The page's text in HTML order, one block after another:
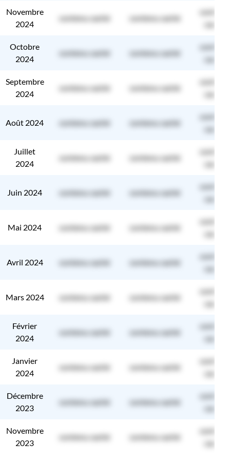
Novembre
2024
contenu caché contenu caché
contenu
caché
Octobre
2024
contenu caché contenu caché
contenu
caché
Septembre
2024
contenu caché contenu caché
contenu
caché
Août 2024 contenu caché contenu caché
contenu
caché
Juillet
2024
contenu caché contenu caché
contenu
caché
Juin 2024 contenu caché contenu caché
contenu
caché
Mai 2024 contenu caché contenu caché
contenu
caché
Avril 2024 contenu caché contenu caché
contenu
caché
Mars 2024 contenu caché contenu caché
contenu
caché
Février
2024
contenu caché contenu caché
contenu
caché
Janvier
2024
contenu caché contenu caché
contenu
caché
Décembre
2023
contenu caché contenu caché
contenu
caché
Novembre
2023
contenu caché contenu caché
contenu
caché